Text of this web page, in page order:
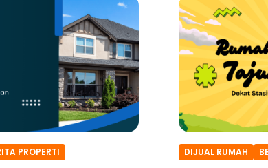
PROPERTI DIJUAL RUMAH